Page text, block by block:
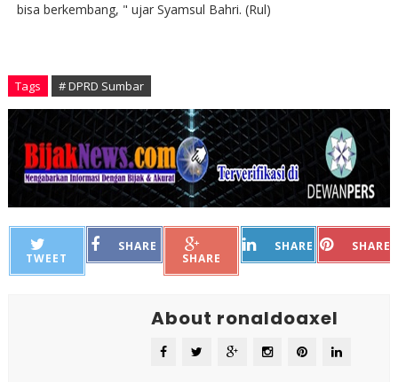
bisa berkembang, " ujar Syamsul Bahri. (Rul)
Tags # DPRD Sumbar
TWEET
SHARE
SHARE
SHARE SHARE
About ronaldoaxel